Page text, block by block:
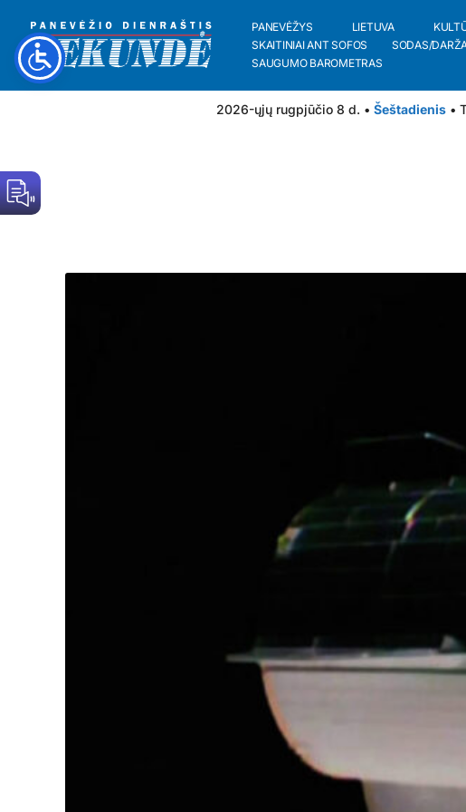
PANEVĖŽYS LIETUVA
SKAITINIAI ANT SOFOS
SODAS/
SAUGUMO BAROMETRAS
2026-ųjų rugpjūčio 8 d. • Šeštadienis •